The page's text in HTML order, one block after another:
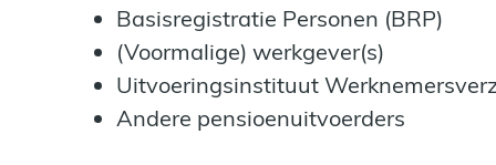
Basisregistratie Personen (BRP)
(Voormalige) werkgever(s)
Uitvoeringsinstituut
Andere pensioenuitvoerders